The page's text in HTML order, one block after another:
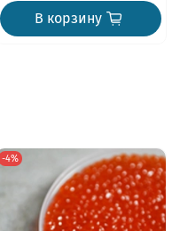
В корзину
-4%